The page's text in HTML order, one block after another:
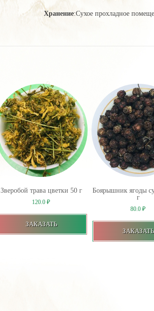
Хранение:Сухое прохладное
Зверобой трава цветки 50 г
120.0₽
ЗАКАЗАТЬ
Боярышник ягоды
г
80.0₽
ЗАКАЗАТЬ